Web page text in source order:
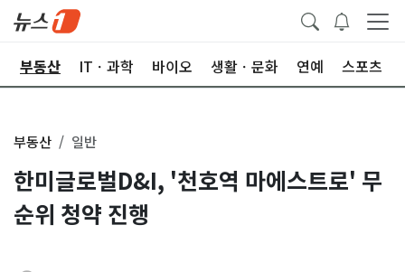
부동산 ITㆍ과학 바이오 생활ㆍ문화 연예 스포츠
부동산 일반
한미글로벌D&I, '천호역 마에스트로' 무
순위 청약 진행